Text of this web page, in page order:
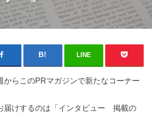
LINE
からこのPRマガジンで新たなコーナー
届けするのは「インタビュー 掲載の